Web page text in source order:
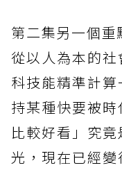
第二集另一個重
從以人為本的
科技能精準計
持某種快要被
比較好看」究
光，現在已經